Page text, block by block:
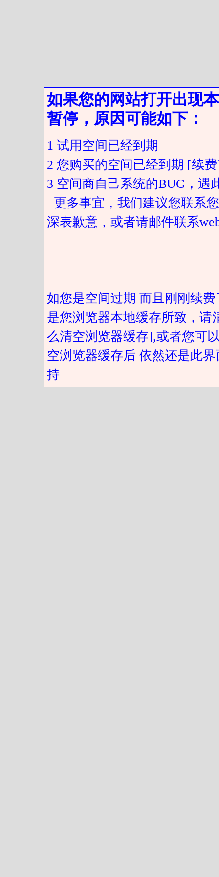
如果您的网站打开出现
暂停，原因可能如下：
1 试用空间已经到期
2 您购买的空间已经到期 [续
3 空间商自己系统的BUG，遇
更多事宜，我们建议您联系
深表歉意，或者请邮件联系
如您是空间过期 而且刚刚续
是您浏览器本地缓存所致，
么清空浏览器缓存],或者您可
空浏览器缓存后 依然还是此
持